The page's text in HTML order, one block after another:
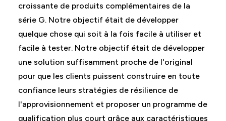
croissante de produits complémentaires de la
série G. Notre objectif était de développer
quelque chose qui soit à la fois facile à utiliser et
facile à tester. Notre objectif était de développer
une solution suffisamment proche de l'original
pour que les clients puissent construire en toute
confiance leurs stratégies de résilience de
l'approvisionnement et proposer un programme de
qualification plus court grâce aux caractéristiques